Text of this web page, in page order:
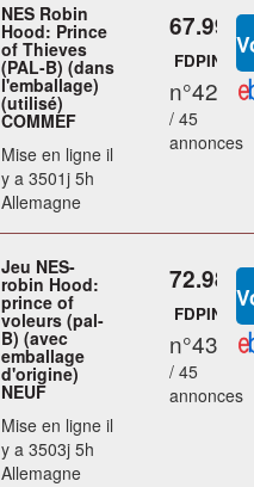
NES Robin
Hood: Prince
of Thieves
(PAL-B) (dans
l'emballage)
(utilisé)
COMMEF
Mise en ligne il
y a 3501j 5h
Allemagne
67.99 €
FDPIN
n°42
/ 45
annonces
Jeu NES-
robin Hood:
prince of
voleurs (pal-
B) (avec
emballage
d'origine)
NEUF
Mise en ligne il
y a 3503j 5h
Allemagne
72.98 €
FDPIN
n°43
/ 45
annonces